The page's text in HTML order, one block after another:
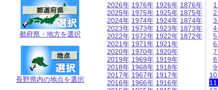
都府県・地方を選択
長野県内の地点を選択
2026年
2025年
2024年
2023年
2022年
2021年
2020年
2019年
2018年
2017年
2016年
1976年
1975年
1974年
1973年
1972年
1971年
1970年
1969年
1968年
1967年
1966年
1926年
1925年
1924年
1923年
1922年
1921年
1920年
1919年
1918年
1917年
1916年
1876年
1875年
1874年
1873年
1872年